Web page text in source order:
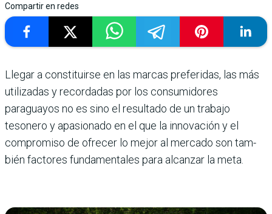
Compartir en redes
Llegar a constituirse en las marcas preferidas, las más
utilizadas y recordadas por los consu­midores
paraguayos no es sino el resultado de un tra­bajo
tesonero y apasionado en el que la innovación y el
compromiso de ofrecer lo mejor al mercado son tam­
bién factores fundamenta­les para alcanzar la meta.